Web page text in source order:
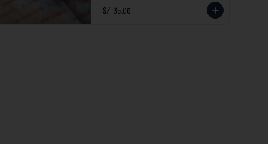
S/ 35.00